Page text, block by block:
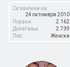
Се зачлени на:
24 октомври 2010
Пораки:
2.162
Допаѓања:
2.739
Пол:
Женски